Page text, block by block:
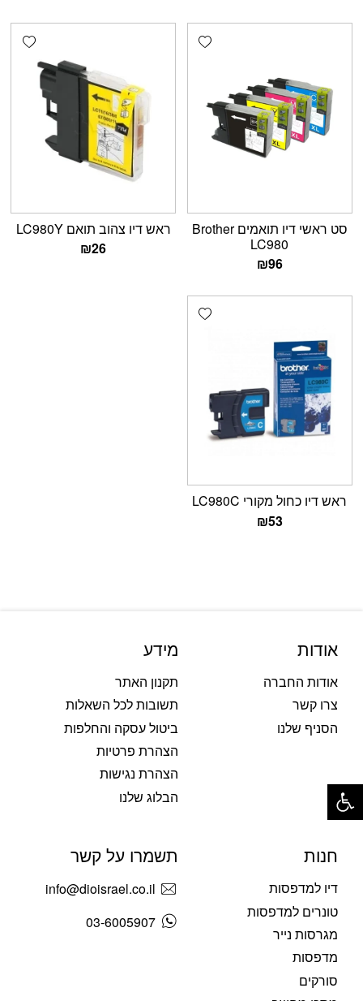
Add wishlist
סט ראשי דיו תואמים Brother
LC980
₪96
ראש דיו צהוב תואם LC980Y
₪26
Add wishlist
ראש דיו כחול מקורי LC980C
₪53
אודות
אודות החברה
צרו קשר
הסניף שלנו
מידע
תקנון האתר
תשובות לכל השאלות
ביטול עסקה והחלפות
הצהרת פרטיות
הצהרת נגישות
הבלוג שלנו
חנות
דיו למדפסות
טונרים למדפסות
מגרסות נייר
מדפסות
סורקים
תשמרו על קשר
info@dioisrael.co.il
03-6005907
פתח סרגל נגישות